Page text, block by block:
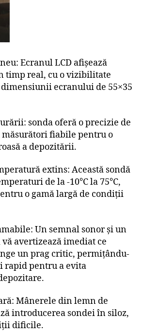
Ecranul LCD afișează
timp real, cu o vizibilitate
ecranului de 55×35
sonda oferă o precizie de
măsurători fiabile pentru o
a depozitării.
extins: Această sondă
de la -10°C la 75°C,
o gamă largă de condiții
Un semnal sonor și un
avertizează imediat ce
un prag critic, permițându-
rapid pentru a evita
Mânerele din lemn de
introducerea sondei în siloz,
dificile.